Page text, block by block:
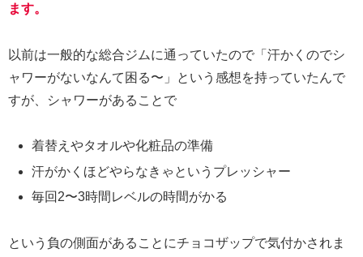
ます。
以前は一般的な総合ジムに通っていたので「汗かくのでシ
ャワーがないなんて困る〜」という感想を持っていたんで
すが、シャワーがあることで
着替えやタオルや化粧品の準備
汗がかくほどやらなきゃというプレッシャー
毎回2〜3時間レベルの時間がかる
という負の側面があることにチョコザップで気付かされま